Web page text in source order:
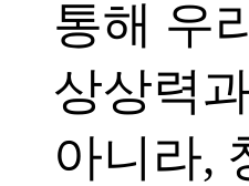
통해 우
상상력
아니라,